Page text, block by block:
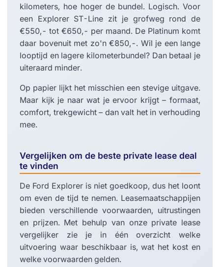
kilometers, hoe hoger de bundel. Logisch. Voor
een Explorer ST-Line zit je grofweg rond de
€550,- tot €650,- per maand. De Platinum komt
daar bovenuit met zo'n €850,-. Wil je een lange
looptijd en lagere kilometerbundel? Dan betaal je
uiteraard minder.
Op papier lijkt het misschien een stevige uitgave.
Maar kijk je naar wat je ervoor krijgt – formaat,
comfort, trekgewicht – dan valt het in verhouding
mee.
Vergelijken om de beste private lease deal
te vinden
De Ford Explorer is niet goedkoop, dus het loont
om even de tijd te nemen. Leasemaatschappijen
bieden verschillende voorwaarden, uitrustingen
en prijzen. Met behulp van onze private lease
vergelijker zie je in één overzicht welke
uitvoering waar beschikbaar is, wat het kost en
welke voorwaarden gelden.